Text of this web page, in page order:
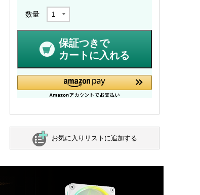
数量
保証つきで
カートに入れる
お気に入りリストに追加する